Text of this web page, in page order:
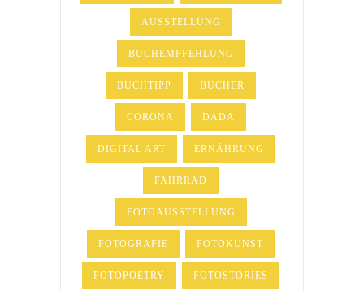
AUSSTELLUNG
BUCHEMPFEHLUNG
BUCHTIPP BÜCHER
CORONA DADA
DIGITAL ART ERNÄHRUNG
FAHRRAD
FOTOAUSSTELLUNG
FOTOGRAFIE FOTOKUNST
FOTOPOETRY FOTOSTORIES